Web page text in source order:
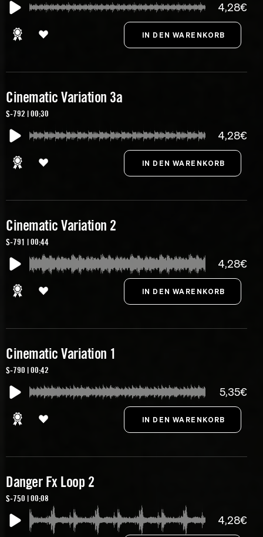
4,28€
Cinematic Variation 3a
S-792 | 00:30
4,28€
Cinematic Variation 2
S-791 | 00:44
4,28€
Cinematic Variation 1
S-790 | 00:42
5,35€
Danger Fx Loop 2
S-750 | 00:08
4,28€